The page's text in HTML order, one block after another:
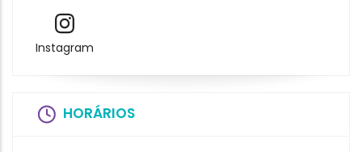
Instagram
HORÁRIOS